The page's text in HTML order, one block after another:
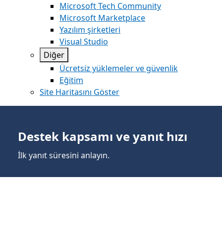
Microsoft Tech Community
Microsoft Marketplace
Yazılım şirketleri
Visual Studio
Diğer
Ücretsiz yüklemeler ve güvenlik
Eğitim
Site Haritasını Göster
Destek kapsamı ve yanıt hızı
İlk yanıt süresini anlayın.